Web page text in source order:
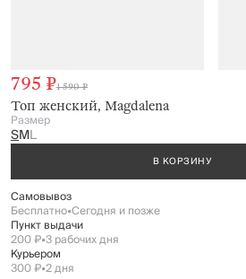
Топ женский, Magdalena
795 ₽1 590 ₽
Размер
SML
В КОРЗИНУ
Самовывоз
Бесплатно•Сегодня и позже
Пункт выдачи
200 ₽•3 рабочих дня
Курьером
300 ₽•2 дня